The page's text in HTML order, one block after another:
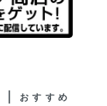
おすすめ